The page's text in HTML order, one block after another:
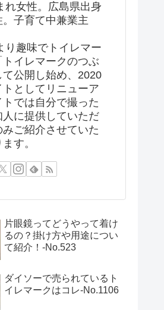
れ女性。広島県出身
。子育て中兼業主
り趣味でトイレマー
トイレマークのつぶ
公開し始め、2020
としてリニューア
では自分で撮った
人に提供していただ
ご紹介させていた
す。
片眼鏡ってどうやって着け
るの？掛け方や用途につい
て紹介！‐No.523
ダイソーで売られているト
イレマークはコレ-No.1106